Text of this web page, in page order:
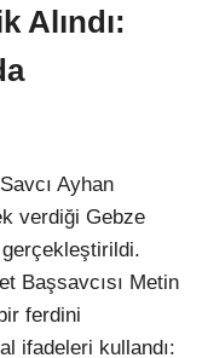
Alındı:
Ayhan
verdiği Gebze
Başsavcısı Metin
ferdini
ifadeleri kullandı: